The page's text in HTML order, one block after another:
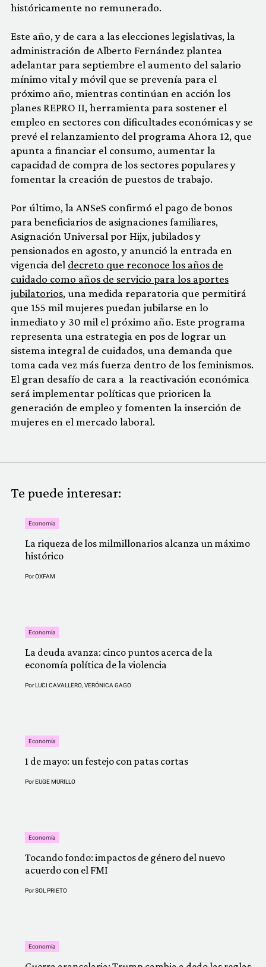
históricamente no remunerado.
Este año, y de cara a las elecciones legislativas, la
administración de Alberto Fernández plantea
adelantar para septiembre el aumento del salario
mínimo vital y móvil que se prevenía para el
próximo año, mientras continúan en acción los
planes REPRO II, herramienta para sostener el
empleo en sectores con dificultades económicas y se
prevé el relanzamiento del programa Ahora 12, que
apunta a financiar el consumo, aumentar la
capacidad de compra de los sectores populares y
fomentar la creación de puestos de trabajo.
Por último, la ANSeS confirmó el pago de bonos
para beneficiarios de asignaciones familiares,
Asignación Universal por Hijx, jubilados y
pensionados en agosto, y anunció la entrada en
vigencia del decreto que reconoce los años de
cuidado como años de servicio para los aportes
jubilatorios, una medida reparatoria que permitirá
que 155 mil mujeres puedan jubilarse en lo
inmediato y 30 mil el próximo año. Este programa
representa una estrategia en pos de lograr un
sistema integral de cuidados, una demanda que
toma cada vez más fuerza dentro de los feminismos.
El gran desafío de cara a la reactivación económica
será implementar políticas que prioricen la
generación de empleo y fomenten la inserción de
mujeres en el mercado laboral.
Te puede interesar:
Economía
La riqueza de los milmillonarios alcanza un máximo
histórico
PorOXFAM
Economía
La deuda avanza: cinco puntos acerca de la
economía política de la violencia
PorLUCI CAVALLERO VERÓNICA GAGO
Economía
1 de mayo: un festejo con patas cortas
PorEUGE MURILLO
Economía
Tocando fondo: impactos de género del nuevo
acuerdo con el FMI
PorSOL PRIETO
Economía